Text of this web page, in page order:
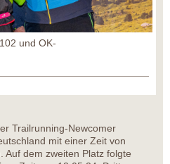
und OK-
Trailrunning-Newcomer
mit einer Zeit von
Auf dem zweiten Platz folgte